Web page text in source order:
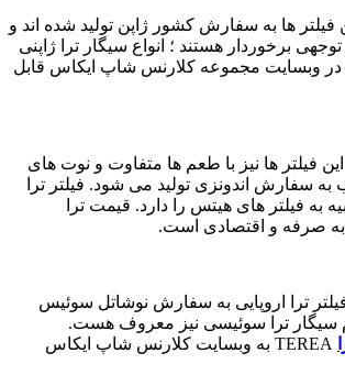
فیلتر ها به سفارش کشور ژاپن تولید شده اند و
توجهی برخوردار هستند ؛ انواع سیگار ترا ژاپنی
وبسایت مجموعه کلارنس شاپ ایکاس قابل
فیلتر ها نیز با طعم ها متفاوت و نوت های
سفارش اندونزی تولید می شود. فیلتر ترا
به فیلتر های هیتس را دارد. قیمت ترا
به صرفه و اقتصادی است.
فیلتر ترا اروپایی به سفارش نوشاتل سوئیس
سیگار ترا سوئیسی نیز معروف هست.
TEREA به وبسایت کلارنس شاپ ایکاس